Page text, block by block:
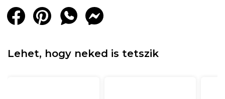
Lehet, hogy neked is tetszik